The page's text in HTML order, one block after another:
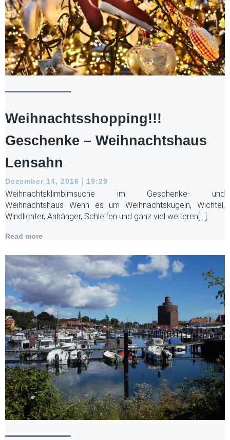
Weihnachtsshopping!!!
Geschenke – Weihnachtshaus
Lensahn
Dezember 14, 2016 | 19:29
Weihnachtsklimbimsuche im Geschenke- und
Weihnachtshaus Wenn es um Weihnachtskugeln, Wichtel,
Windlichter, Anhänger, Schleifen und ganz viel weiteren[…]
Read more